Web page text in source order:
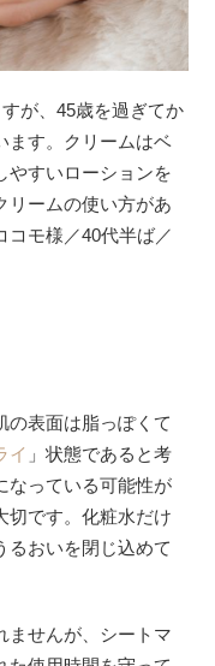
が、45歳を過ぎてか
ます。クリームはベ
やすいローションを
リームの使い方があ
コモ様／40代半ば／
の表面は脂っぽくて
イ 」状態であると考
なっている可能性が
切です。化粧水だけ
るおいを閉じ込めて
ませんが、シートマ